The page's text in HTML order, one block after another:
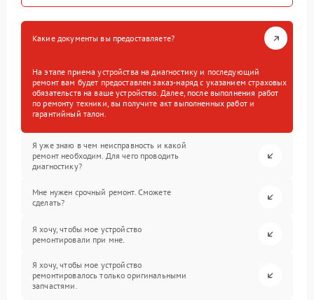
Какие документы вы предоставляете?
На этапе приема устройства на диагностику и последующий
ремонт вам будет предоставлен заказ-наряд с указанием страховых
обязательств на ваше устройство. Далее, после выполнения работ
по ремонту техники, вы получите акт выполненных работ и
гарантийный талон.
Я уже знаю в чем неисправность и какой
ремонт необходим. Для чего проводить
диагностику?
Мне нужен срочный ремонт. Сможете
сделать?
Я хочу, чтобы мое устройство
ремонтировали при мне.
Я хочу, чтобы мое устройство
ремонтировалось только оригинальными
запчастями.